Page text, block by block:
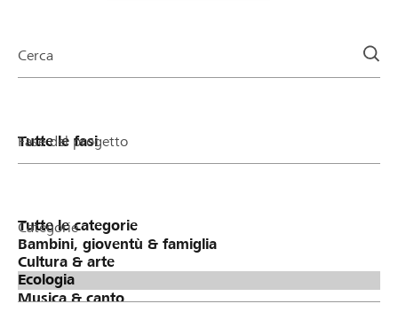
della
Cerca
Fase del progetto
Categorie